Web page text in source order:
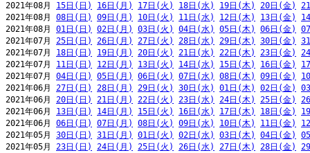
2021年08月 15日(日) 16日(月) 17日(火) 18日(水) 19日(木) 20日(金)
2021年08月 08日(日) 09日(月) 10日(火) 11日(水) 12日(木) 13日(金)
2021年08月 01日(日) 02日(月) 03日(火) 04日(水) 05日(木) 06日(金)
2021年07月 25日(日) 26日(月) 27日(火) 28日(水) 29日(木) 30日(金)
2021年07月 18日(日) 19日(月) 20日(火) 21日(水) 22日(木) 23日(金)
2021年07月 11日(日) 12日(月) 13日(火) 14日(水) 15日(木) 16日(金)
2021年07月 04日(日) 05日(月) 06日(火) 07日(水) 08日(木) 09日(金)
2021年06月 27日(日) 28日(月) 29日(火) 30日(水) 01日(木) 02日(金)
2021年06月 20日(日) 21日(月) 22日(火) 23日(水) 24日(木) 25日(金)
2021年06月 13日(日) 14日(月) 15日(火) 16日(水) 17日(木) 18日(金)
2021年06月 06日(日) 07日(月) 08日(火) 09日(水) 10日(木) 11日(金)
2021年05月 30日(日) 31日(月) 01日(火) 02日(水) 03日(木) 04日(金)
2021年05月 23日(日) 24日(月) 25日(火) 26日(水) 27日(木) 28日(金)